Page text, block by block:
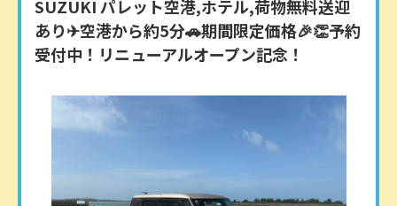
SUZUKI パレット空港,ホテル,荷物無料送迎
あり✈空港から約5分🚗期間限定価格🎉👏予約
受付中！リニューアルオープン記念！